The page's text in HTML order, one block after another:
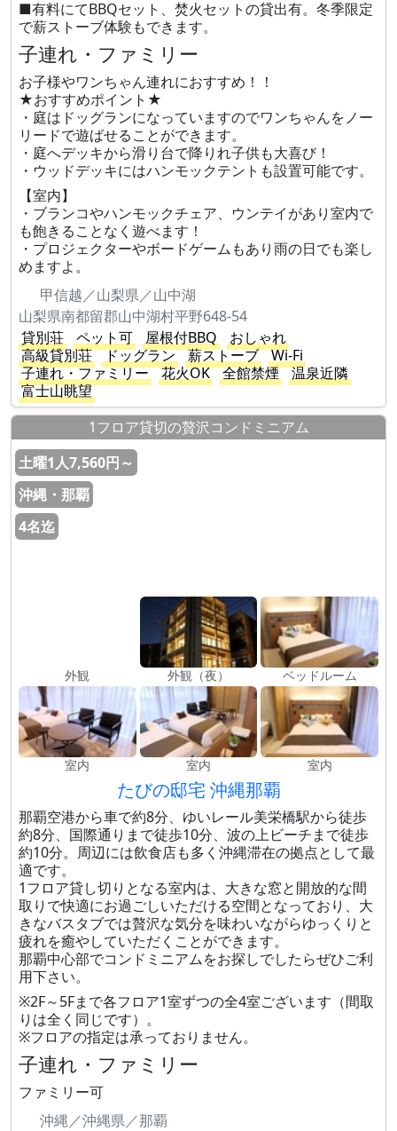
■有料にてBBQセット、焚火セットの貸出有。冬季限定
で薪ストーブ体験もできます。
子連れ・ファミリー
お子様やワンちゃん連れにおすすめ！！
★おすすめポイント★
・庭はドッグランになっていますのでワンちゃんをノー
リードで遊ばせることができます。
・庭へデッキから滑り台で降りれ子供も大喜び！
・ウッドデッキにはハンモックテントも設置可能です。
【室内】
・ブランコやハンモックチェア、ウンテイがあり室内で
も飽きることなく遊べます！
・プロジェクターやボードゲームもあり雨の日でも楽し
めますよ。
甲信越／山梨県／山中湖
山梨県南都留郡山中湖村平野648-54
貸別荘
ペット可 屋根付BBQ
おしゃれ
高級貸別荘
ドッグラン 薪ストーブ
Wi-Fi
子連れ・ファミリー
花火OK 全館禁煙
温泉近隣
富士山眺望
1フロア貸切の贅沢コンドミニアム
土曜1人7,560円～
沖縄・那覇
4名迄
外観 外観（夜） ベッドルーム
室内 室内 室内
たびの邸宅 沖縄那覇
那覇空港から車で約8分、ゆいレール美栄橋駅から徒歩
約8分、国際通りまで徒歩10分、波の上ビーチまで徒歩
約10分。周辺には飲食店も多く沖縄滞在の拠点として最
適です。
1フロア貸し切りとなる室内は、大きな窓と開放的な間
取りで快適にお過ごしいただける空間となっており、大
きなバスタブでは贅沢な気分を味わいながらゆっくりと
疲れを癒やしていただくことができます。
那覇中心部でコンドミニアムをお探しでしたらぜひご利
用下さい。
※2F～5Fまで各フロア1室ずつの全4室ございます（間取
りは全く同じです）。
※フロアの指定は承っておりません。
子連れ・ファミリー
ファミリー可
沖縄／沖縄県／那覇